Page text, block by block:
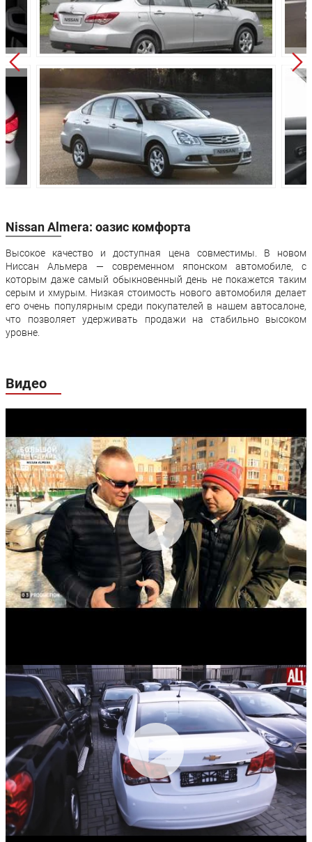
Масса: 1177 кг 1209 кг
Объём багажника: 500 л 500 л
Трансмиссия: Механическая Автомат
Привод: Передний Передний
Передняя
подвеска:
Независимая -
McPherson
Независимая
McPherson
Задняя подвеска:
Полузависимая -
торсионная
балка
торсионная
балка
Задние тормоза: Барабанные
Производство: Санкт-Петербург
Гарантия: 3 года или 100 000 км пробега
Nissan Almera: оазис комфорта
Высокое качество и доступная цена совместимы. В новом
Ниссан Альмера — современном японском автомобиле, с
которым даже самый обыкновенный день не покажется таким
серым и хмурым. Низкая стоимость нового автомобиля делает
его очень популярным среди покупателей в нашем автосалоне,
что позволяет удерживать продажи на стабильно высоком
уровне.
Видео